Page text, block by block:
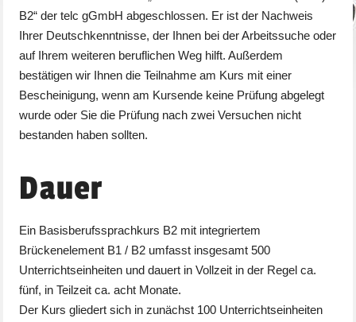
B2“ der telc gGmbH abgeschlossen. Er ist der Nachweis
Ihrer Deutschkenntnisse, der Ihnen bei der Arbeitssuche oder
auf Ihrem weiteren beruflichen Weg hilft. Außerdem
bestätigen wir Ihnen die Teilnahme am Kurs mit einer
Bescheinigung, wenn am Kursende keine Prüfung abgelegt
wurde oder Sie die Prüfung nach zwei Versuchen nicht
bestanden haben sollten.
Dauer
Ein Basisberufssprachkurs B2 mit integriertem
Brückenelement B1 / B2 umfasst insgesamt 500
Unterrichtseinheiten und dauert in Vollzeit in der Regel ca.
fünf, in Teilzeit ca. acht Monate.
Der Kurs gliedert sich in zunächst 100 Unterrichtseinheiten